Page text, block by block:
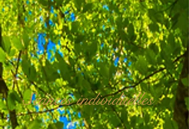
Bénéfices
Séancesindividuelles